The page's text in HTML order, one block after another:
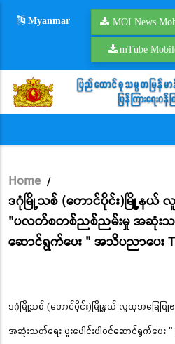
Myanmar MOI News
mTube
Breadcrumb
Home /
ဒဂုံမြို့သစ် (တောင်ပိုင်း)မြို့နယ်
"ပလတ်စတစ်ညစ်ညမ်းမှု အဆုံးသတ်ရ
ဆောင်ရွက်ပေး " အသိပညာပေး
ဒဂုံမြို့သစ် (တောင်ပိုင်း)မြို့နယ် လူထုအခြေပ
အဆုံးသတ်ရေး ပူးပေါင်းပါဝင်ဆောင်ရွက်ပေး